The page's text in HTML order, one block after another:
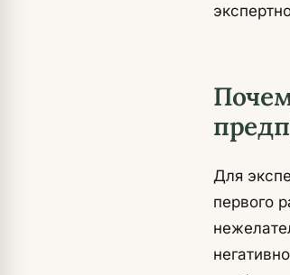
Для
первого